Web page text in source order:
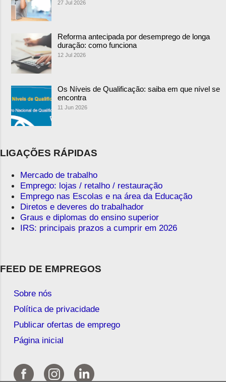
27 Jul 2026
Reforma antecipada por desemprego de longa
duração: como funciona
12 Jul 2026
Os Níveis de Qualificação: saiba em que nível se
encontra
11 Jun 2026
LIGAÇÕES RÁPIDAS
Mercado de trabalho
Emprego: lojas / retalho / restauração
Emprego nas Escolas e na área da Educação
Diretos e deveres do trabalhador
Graus e diplomas do ensino superior
IRS: principais prazos a cumprir em 2026
FEED DE EMPREGOS
Sobre nós
Política de privacidade
Publicar ofertas de emprego
Página inicial